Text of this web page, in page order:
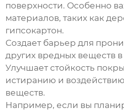
поверхности. Особенно
материалов, таких как
гипсокартон.
Создает барьер для
других вредных веществ
Улучшает стойкость
истиранию и
веществ.
Например, если вы